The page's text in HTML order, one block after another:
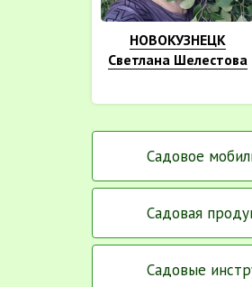
НОВОКУЗНЕЦК
Светлана Шелестова
Садовое
Садовая
Садовые